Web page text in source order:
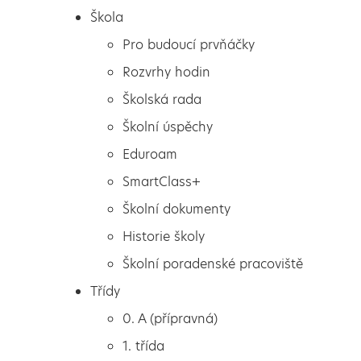
Pro budoucí prvňáčky
Rozvrhy hodin
Školská rada
Škola
Pro budoucí prvňáčky
Rozvrhy hodin
Školská rada
Školní úspěchy
Eduroam
SmartClass+
Školní dokumenty
Historie školy
Školní poradenské pracoviště
Třídy
0. A (přípravná)
1. třída
Sportovní olympiáda